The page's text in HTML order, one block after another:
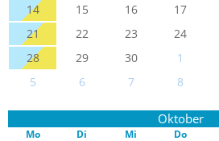
14
15 16 17
21
22 23 24
28
29 30 1
5
6 7 8
Oktober
Mo Di Mi Do